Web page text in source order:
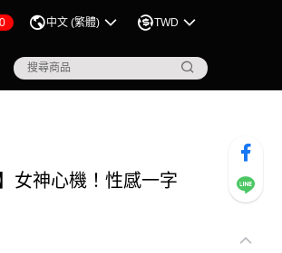
0 中文 (繁體) TWD
女神心機！性感一字